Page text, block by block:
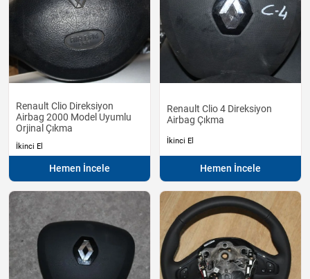
Renault Clio Direksiyon
Airbag 2000 Model Uyumlu
Orjinal Çıkma
İkinci El
Hemen İncele
Renault Clio 4 Direksiyon
Airbag Çıkma
İkinci El
Hemen İncele